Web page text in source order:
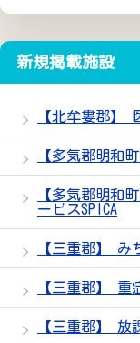
新規掲載施設
【北牟婁郡】
【多気郡明和
【多気郡明和
ービスSPICA
【三重郡】 み
【三重郡】
【三重郡】